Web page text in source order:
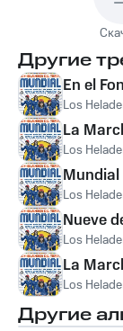
Другие
En el
Los
La
Los
Los
Nueve
Los
La
Los
Другие